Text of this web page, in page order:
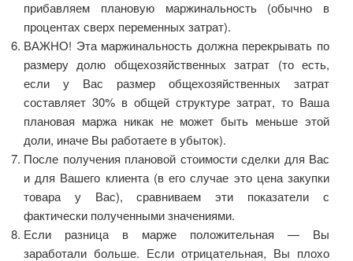
прибавляем плановую маржинальность (обычно в
процентах сверх переменных затрат).
ВАЖНО! Эта маржинальность должна перекрывать по
размеру долю общехозяйственных затрат (то есть,
если у Вас размер общехозяйственных затрат
составляет 30% в общей структуре затрат, то Ваша
плановая маржа никак не может быть меньше этой
доли, иначе Вы работаете в убыток).
После получения плановой стоимости сделки для Вас
и для Вашего клиента (в его случае это цена закупки
товара у Вас), сравниваем эти показатели с
фактически полученными значениями.
Если разница в марже положительная — Вы
заработали больше. Если отрицательная, Вы плохо